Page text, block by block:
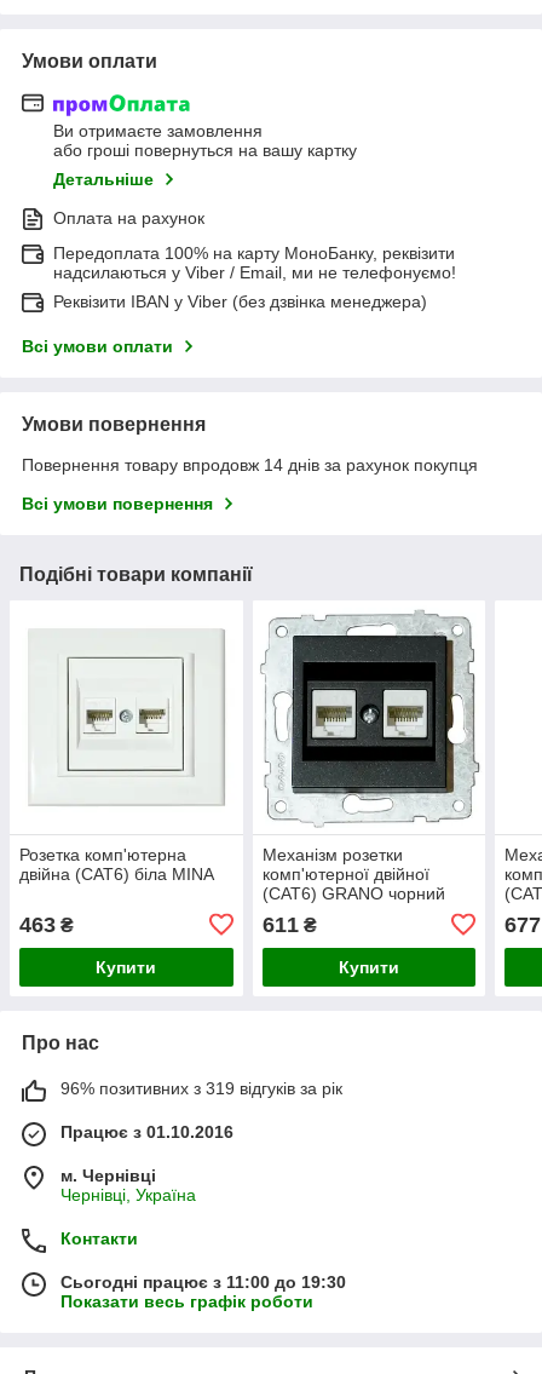
Умови оплати
Ви отримаєте замовлення
або гроші повернуться на вашу картку
Детальніше
Оплата на рахунок
Передоплата 100% на карту МоноБанку, реквізити
надсилаються у Viber / Email, ми не телефонуємо!
Реквізити IBAN у Viber (без дзвінка менеджера)
Всі умови оплати
Умови повернення
Повернення товару впродовж 14 днів за рахунок покупця
Всі умови повернення
Подібні товари компанії
Розетка комп'ютерна
двійна (CAT6) біла MINA
463 ₴
Купити
Механізм розетки
комп'ютерної двійної
(CAT6) GRANO чорний
611₴
Купити
677
Про нас
96% позитивних з 319 відгуків за рік
Працює з 01.10.2016
м. Чернівці
Чернівці, Україна
Контакти
Сьогодні працює з 11:00 до 19:30
Показати весь графік роботи